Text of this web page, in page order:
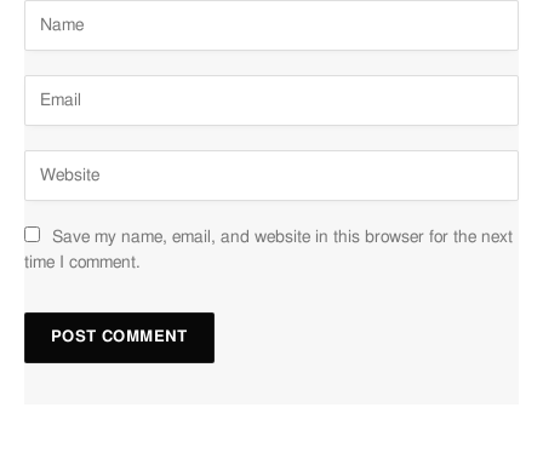
Save my name, email, and website in this browser for the next
time I comment.